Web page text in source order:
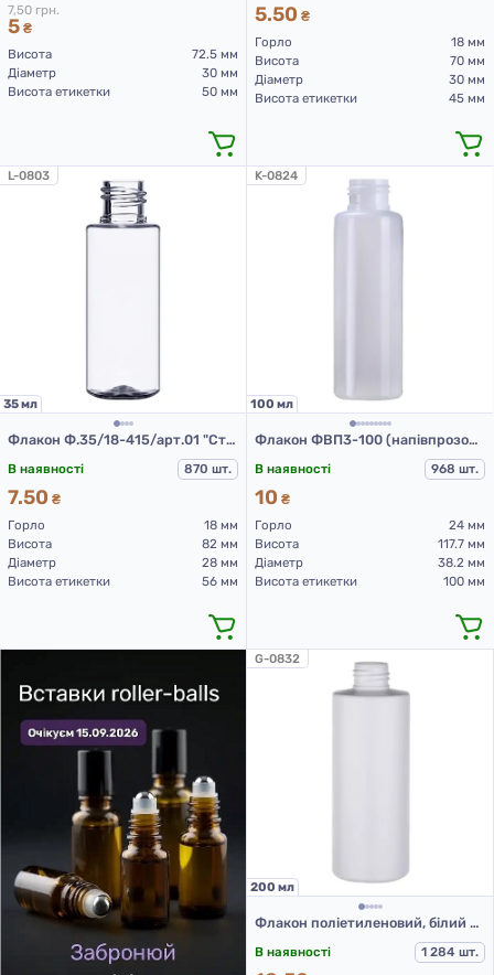
7,50 грн.
5 ₴
Висота
72.5 мм
Діаметр
30 мм
Висота етикетки
50 мм
5.50 ₴
Горло
18 мм
Висота
70 мм
Діаметр
30 мм
Висота етикетки
45 мм
L-0803
35 мл
Флакон Ф.35/18-415/арт.01 "Стелла" (прозорий)
В наявності 870 шт.
7.50 ₴
Горло
18 мм
Висота
82 мм
Діаметр
28 мм
Висота етикетки
56 мм
K-0824
100 мл
Флакон ФВП3-100 (напівпрозорий)
В наявності 968 шт.
10 ₴
Горло
24 мм
Висота
117.7 мм
Діаметр
38.2 мм
Висота етикетки
100 мм
G-0832
200 мл
Флакон поліетиленовий, білий 200 мл, 508В (пластикові флакони 200 мл)
В наявності 1 284 шт.